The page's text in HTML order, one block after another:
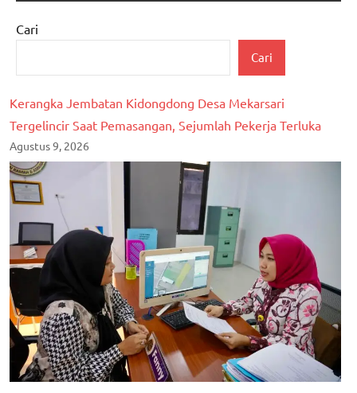
berita
dan
Kriminal
Kabupaten
Lebak
pemerintah
Cari
Cari
Kerangka Jembatan Kidongdong Desa Mekarsari
Tergelincir Saat Pemasangan, Sejumlah Pekerja Terluka
Agustus 9, 2026